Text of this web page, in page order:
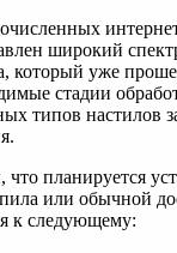
широкий
который уже
стадии
типов настилов
планируется
или обычной
к следующему: